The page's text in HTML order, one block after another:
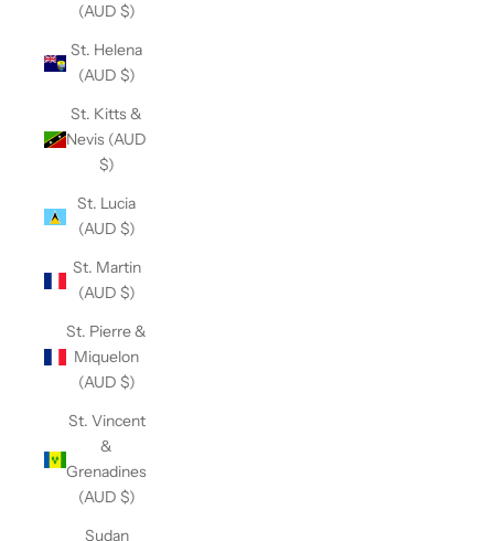
(AUD $)
St. Helena
(AUD $)
St. Kitts &
Nevis (AUD
$)
St. Lucia
(AUD $)
St. Martin
(AUD $)
St. Pierre &
Miquelon
(AUD $)
St. Vincent
&
Grenadines
(AUD $)
Sudan